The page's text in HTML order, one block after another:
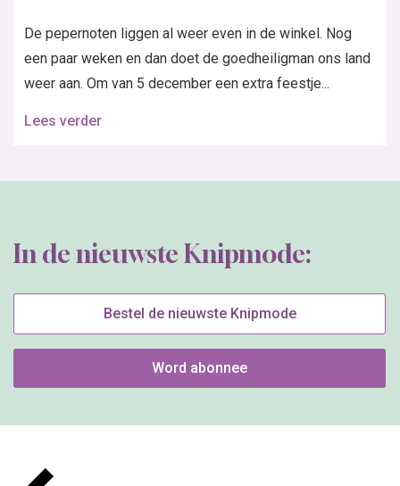
De pepernoten liggen al weer even in de winkel. Nog
een paar weken en dan doet de goedheiligman ons land
weer aan. Om van 5 december een extra feestje...
Lees verder
In de nieuwste Knipmode:
Bestel de nieuwste Knipmode
Word abonnee